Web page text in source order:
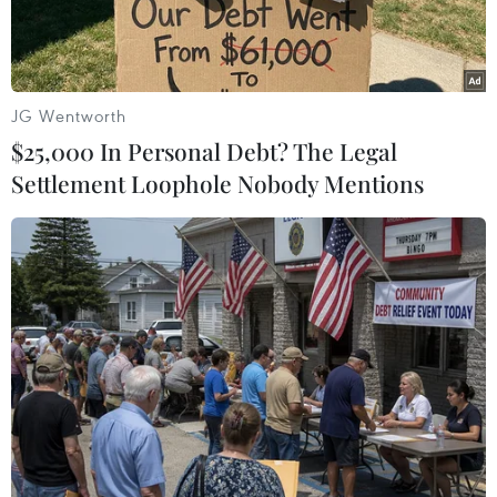
Hình ảnh máy bay do thám Mỹ chụp được hôm 21/5 cho thấy
Trung Quốc vẫn tăng cường bồi đắp trái phép ở Biển Đông.
(Nguồn: WSJ)
Chiều 19/12, tại Đại học Meiji Tokyo, Nhật Bản,
Viện Các vấn đề toàn cầu Meiji (MIGA) và Viện
Nghiên cứu chính trị quốc tế Meiji (MIIPS) đã tổ
JG Wentworth
$25,000 In Personal Debt? The Legal
Settlement Loophole Nobody Mentions